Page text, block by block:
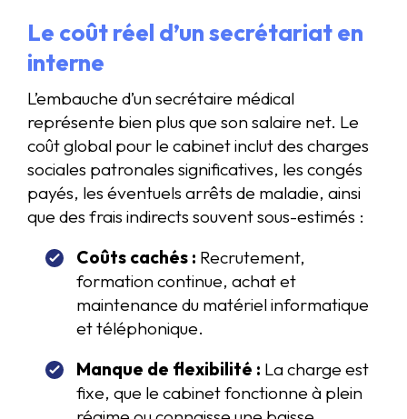
Le coût réel d’un secrétariat en
interne
L’embauche d’un secrétaire médical
représente bien plus que son salaire net. Le
coût global pour le cabinet inclut des charges
sociales patronales significatives, les congés
payés, les éventuels arrêts de maladie, ainsi
que des frais indirects souvent sous-estimés :
Coûts cachés : Recrutement,
formation continue, achat et
maintenance du matériel informatique
et téléphonique.
Manque de flexibilité : La charge est
fixe, que le cabinet fonctionne à plein